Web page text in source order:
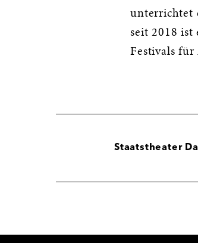
unterrichtet
seit 2018
Festivals
Staatstheater